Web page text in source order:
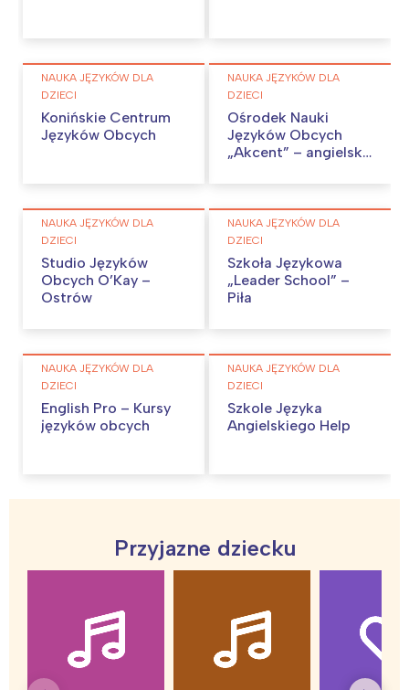
NAUKA JĘZYKÓW DLA
DZIECI
Konińskie Centrum
Języków Obcych
NAUKA JĘZYKÓW DLA
DZIECI
Ośrodek Nauki
Języków Obcych
„Akcent” – angielski,
NAUKA JĘZYKÓW DLA
DZIECI
Studio Języków
Obcych O’Kay –
Ostrów
NAUKA JĘZYKÓW DLA
DZIECI
Szkoła Językowa
„Leader School” –
Piła
NAUKA JĘZYKÓW DLA
DZIECI
English Pro – Kursy
języków obcych
NAUKA JĘZYKÓW DLA
DZIECI
Szkole Języka
Angielskiego Help
Przyjazne dziecku